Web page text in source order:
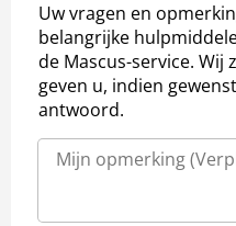
Uw vragen en
belangrijke
de Mascus-service. Wij
geven u, indien
antwoord.